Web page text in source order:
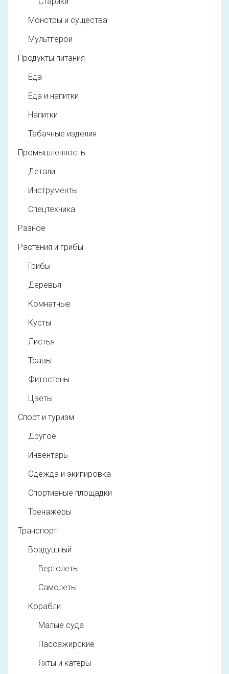
Монстры и существа
Мультгерои
Продукты питания
Еда
Еда и напитки
Напитки
Табачные изделия
Промышленность
Детали
Инструменты
Спецтехника
Разное
Растения и грибы
Грибы
Деревья
Комнатные
Кусты
Листья
Травы
Фитостены
Цветы
Спорт и туризм
Другое
Инвентарь
Одежда и экипировка
Спортивные площадки
Тренажеры
Транспорт
Воздушный
Вертолеты
Самолеты
Корабли
Малые суда
Пассажирские
Яхты и катеры